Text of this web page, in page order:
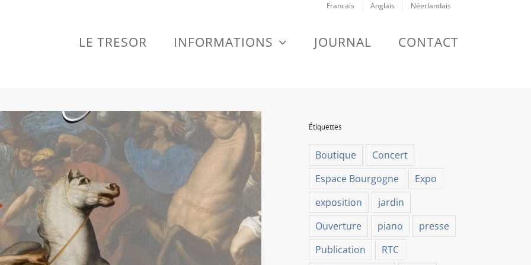
Francais Anglais Néerlandais
LE TRESOR INFORMATIONS JOURNAL CONTACT
Étiquettes
Boutique
Concert
Espace Bourgogne
Expo
exposition
jardin
Ouverture
piano
presse
Publication
RTC